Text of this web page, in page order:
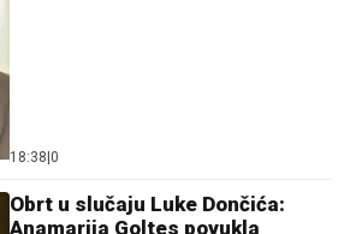
18:38|0
Obrt u slučaju Luke Dončića:
Anamarija Goltes povukla